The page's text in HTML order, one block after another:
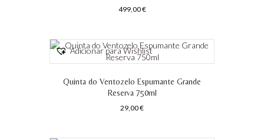
499,00€
Adicionar para Wishlist
Quinta do Ventozelo Espumante Grande
Reserva 750ml
29,00€